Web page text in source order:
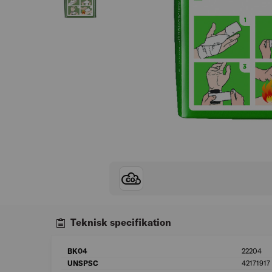
Teknisk specifikation
BK04 22204
UNSPSC
42171917